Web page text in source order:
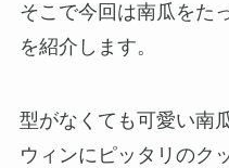
そこで今回は南瓜をた
を紹介します。
型がなくても可愛い南
ウィンにピッタリのク